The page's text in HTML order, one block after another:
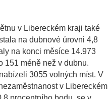
v Libereckém kraji také
na dubnové úrovni 4,8
na konci měsíce 14.973
151 méně než v dubnu.
3055 volných míst. V
v Libereckém